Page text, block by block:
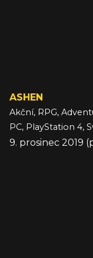
ASHEN
Akční, RPG,
PC, PlayStation 4,
9. prosinec 2019